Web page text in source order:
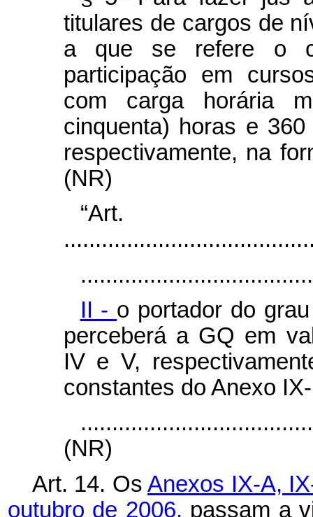
titulares de cargos de
a que se refere o
participação em
com carga horária
cinquenta) horas e
respectivamente, na
(NR)
II - o portador do
perceberá a GQ em
IV e V,
constantes do Anexo
(NR)
Art. 14. OsAnexos IX-A,
outubro de 2006, passam a